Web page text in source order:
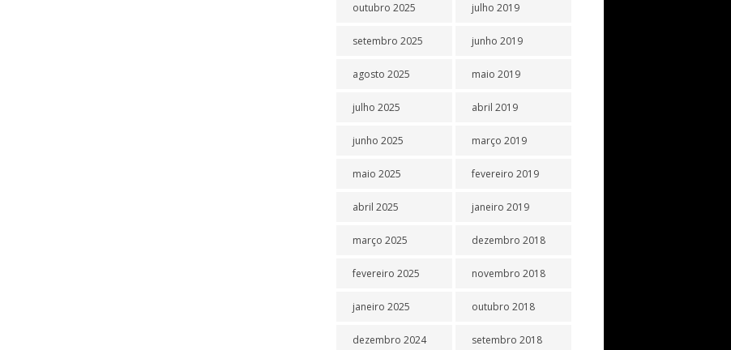
outubro 2025
setembro 2025
agosto 2025
julho 2025
junho 2025
maio 2025
abril 2025
março 2025
fevereiro 2025
janeiro 2025
dezembro 2024
julho 2019
junho 2019
maio 2019
abril 2019
março 2019
fevereiro 2019
janeiro 2019
dezembro 2018
novembro 2018
outubro 2018
setembro 2018